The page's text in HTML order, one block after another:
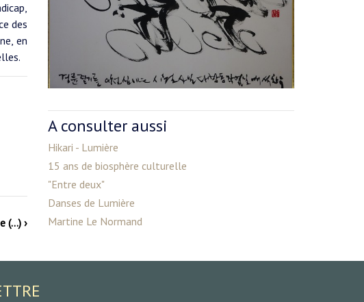
des
en
(…) ›
A consulter aussi
Hikari - Lumière
15 ans de biosphère culturelle
"Entre deux"
Danses de Lumière
Martine Le Normand